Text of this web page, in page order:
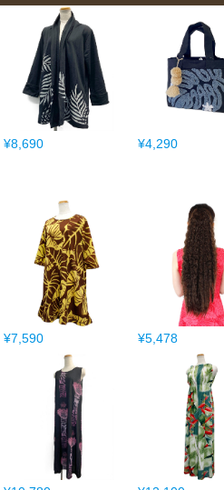
¥8,690 ¥4,290
¥7,590 ¥5,478